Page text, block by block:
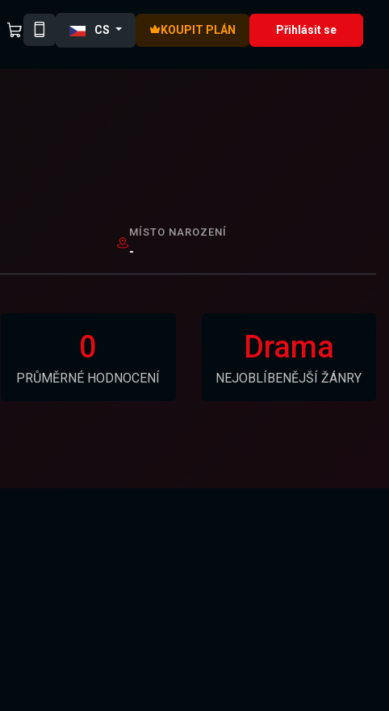
CS KOUPIT PLÁN Přihlásit se
MÍSTO NAROZENÍ
-
0
PRŮMĚRNÉ HODNOCENÍ
Drama
NEJOBLÍBENĚJŠÍ ŽÁNRY